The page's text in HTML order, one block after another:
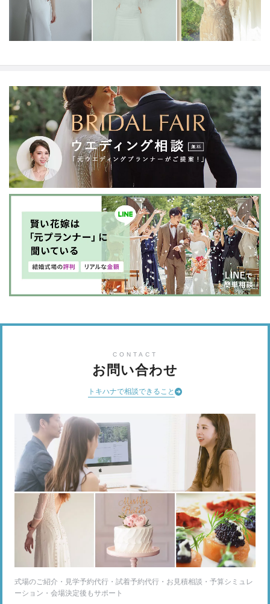
CONTACT
お問い合わせ
トキハナで相談できること
式場のご紹介・見学予約代行・試着予約代行・お見積相談・予算シミュレ
ーション・会場決定後もサポート